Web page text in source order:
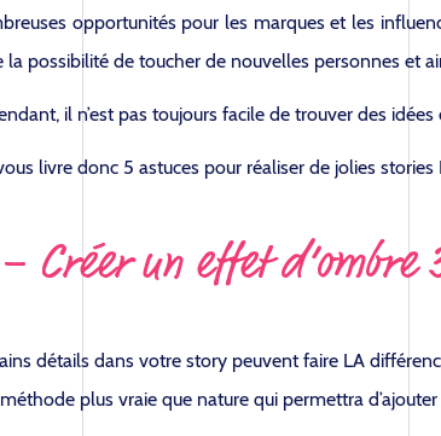
opportunités pour les marques et les
la possibilité de toucher de nouvelles personnes et
il n’est pas toujours facile de trouver des
livre donc 5 astuces pour réaliser de jolies stories
Créer un effet d’ombre
détails dans votre story peuvent faire LA
plus vraie que nature qui permettra